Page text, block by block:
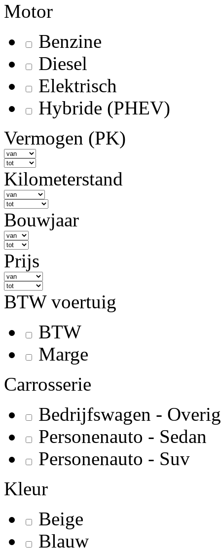
Motor
Benzine
Diesel
Elektrisch
Hybride (PHEV)
Vermogen (PK)
Kilometerstand
Bouwjaar
Prijs
BTW voertuig
BTW
Marge
Carrosserie
Bedrijfswagen - Overig
Personenauto - Sedan
Personenauto - Suv
Kleur
Beige
Blauw